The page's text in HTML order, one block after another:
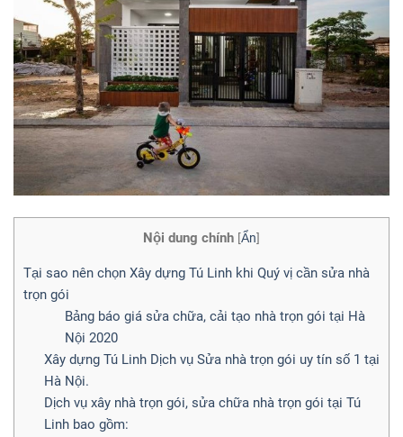
Nội dung chính [Ẩn]
Tại sao nên chọn Xây dựng Tú Linh khi Quý vị cần sửa nhà
trọn gói
Bảng báo giá sửa chữa, cải tạo nhà trọn gói tại Hà
Nội 2020
Xây dựng Tú Linh Dịch vụ Sửa nhà trọn gói uy tín số 1 tại
Hà Nội.
Dịch vụ xây nhà trọn gói, sửa chữa nhà trọn gói tại Tú
Linh bao gồm: